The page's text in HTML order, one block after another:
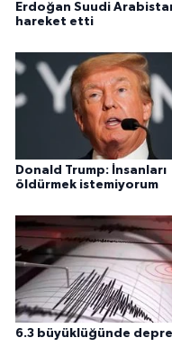
Erdoğan Suudi
hareket etti
Donald Trump: İnsanları
öldürmek istemiyorum
6.3 büyüklüğünde